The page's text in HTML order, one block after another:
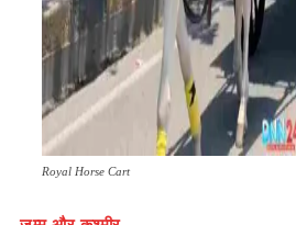
Royal Horse Cart